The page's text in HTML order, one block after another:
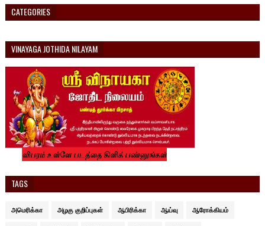
CATEGORIES
VINAYAGA JOTHIDA NILAYAM
TAGS
அமெரிக்கா அழகு குறிப்புகள் ஆபிரிக்கா ஆய்வு ஆரோக்கியம்